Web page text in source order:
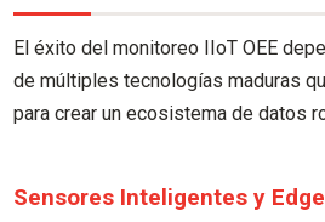
El éxito del monitoreo IIoT OEE
de múltiples tecnologías maduras
para crear un ecosistema de datos
Sensores Inteligentes y